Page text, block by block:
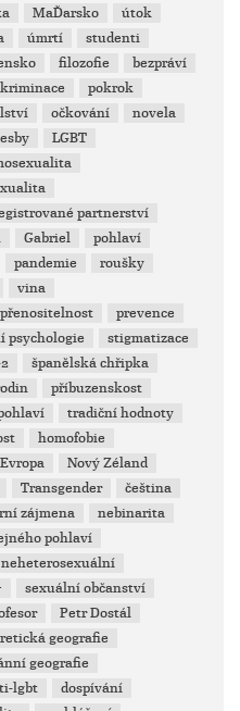
MaĎarsko
útok
úmrtí
studenti
filozofie
bezpráví
pokrok
očkování
novela
LGBT
partnerství
Gabriel
pohlaví
pandemie
roušky
vina
přenositelnost
prevence
psychologie
stigmatizace
španělská chřipka
příbuzenskost
tradiční hodnoty
homofobie
Nový Zéland
Transgender
čeština
zájmena
nebinarita
pohlaví
neheterosexuální
sexuální občanství
Petr Dostál
geografie
geografie
lgbt
dospívání